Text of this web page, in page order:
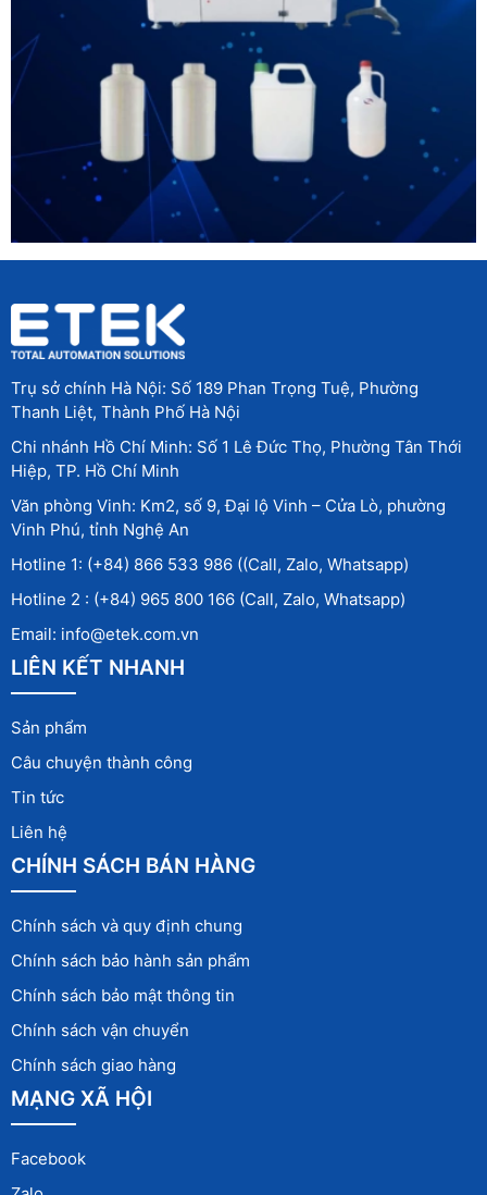
Trụ sở chính Hà Nội: Số 189 Phan Trọng Tuệ, Phường
Thanh Liệt, Thành Phố Hà Nội
Chi nhánh Hồ Chí Minh: Số 1 Lê Đức Thọ, Phường Tân Thới
Hiệp, TP. Hồ Chí Minh
Văn phòng Vinh: Km2, số 9, Đại lộ Vinh – Cửa Lò, phường
Vinh Phú, tỉnh Nghệ An
Hotline 1: (+84) 866 533 986 ((Call, Zalo, Whatsapp)
Hotline 2 : (+84) 965 800 166 (Call, Zalo, Whatsapp)
Email: info@etek.com.vn
LIÊN KẾT NHANH
Sản phẩm
Câu chuyện thành công
Tin tức
Liên hệ
CHÍNH SÁCH BÁN HÀNG
Chính sách và quy định chung
Chính sách bảo hành sản phẩm
Chính sách bảo mật thông tin
Chính sách vận chuyển
Chính sách giao hàng
MẠNG XÃ HỘI
Facebook